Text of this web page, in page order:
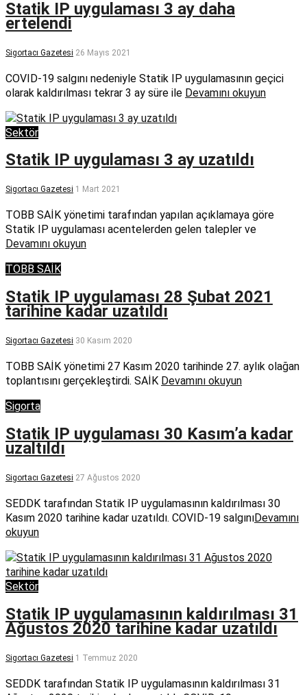
Statik IP uygulaması 3 ay daha
ertelendi
Sigortacı Gazetesi 26 Mayıs 2021
COVID-19 salgını nedeniyle Statik IP uygulamasının geçici
olarak kaldırılması tekrar 3 ay süre ile Devamını okuyun
Sektör
Statik IP uygulaması 3 ay uzatıldı
Sigortacı Gazetesi 1 Mart 2021
TOBB SAİK yönetimi tarafından yapılan açıklamaya göre
Statik IP uygulaması acentelerden gelen talepler ve
Devamını okuyun
TOBB SAİK
Statik IP uygulaması 28 Şubat 2021
tarihine kadar uzatıldı
Sigortacı Gazetesi 30 Kasım 2020
TOBB SAİK yönetimi 27 Kasım 2020 tarihinde 27. aylık olağan
toplantısını gerçekleştirdi. SAİK Devamını okuyun
Sigorta
Statik IP uygulaması 30 Kasım’a kadar
uzaltıldı
Sigortacı Gazetesi 27 Ağustos 2020
SEDDK tarafından Statik IP uygulamasının kaldırılması 30
Kasım 2020 tarihine kadar uzatıldı. COVID-19 salgınıDevamını
okuyun
Sektör
Statik IP uygulamasının kaldırılması 31
Ağustos 2020 tarihine kadar uzatıldı
Sigortacı Gazetesi 1 Temmuz 2020
SEDDK tarafından Statik IP uygulamasının kaldırılması 31